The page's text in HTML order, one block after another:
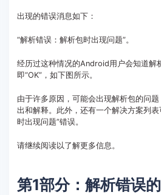
出现的错误消息如下：
“解析错误：解析包时出现问题”。
经历过这种情况的Android用户会知道解
即“OK”，如下图所示。
由于许多原因，可能会出现解析包的问
出和解释。此外，还有一个解决方案列
时出现问题”错误。
请继续阅读以了解更多信息。
第1部分：解析错误的